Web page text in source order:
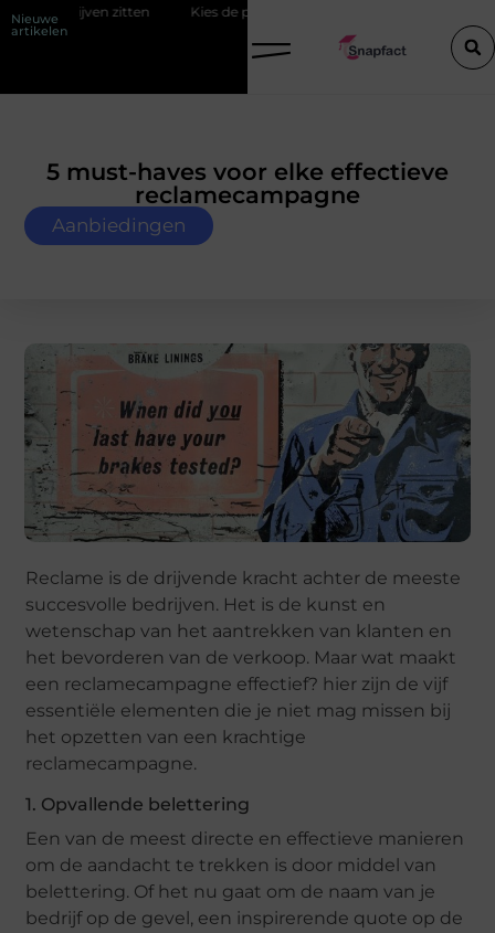
Nieuwe
artikelen
Kies de perfecte tussenjas voor heren
5 must-haves voor elke effectieve
reclamecampagne
Aanbiedingen
Reclame is de drijvende kracht achter de meeste
succesvolle bedrijven. Het is de kunst en
wetenschap van het aantrekken van klanten en
het bevorderen van de verkoop. Maar wat maakt
een reclamecampagne effectief? hier zijn de vijf
essentiële elementen die je niet mag missen bij
het opzetten van een krachtige
reclamecampagne.
1. Opvallende belettering
Een van de meest directe en effectieve manieren
om de aandacht te trekken is door middel van
belettering. Of het nu gaat om de naam van je
bedrijf op de gevel, een inspirerende quote op de